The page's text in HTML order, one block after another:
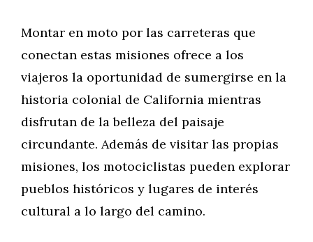
Montar en moto por las carreteras que
conectan estas misiones ofrece a los
viajeros la oportunidad de sumergirse en la
historia colonial de California mientras
disfrutan de la belleza del paisaje
circundante. Además de visitar las propias
misiones, los motociclistas pueden explorar
pueblos históricos y lugares de interés
cultural a lo largo del camino.